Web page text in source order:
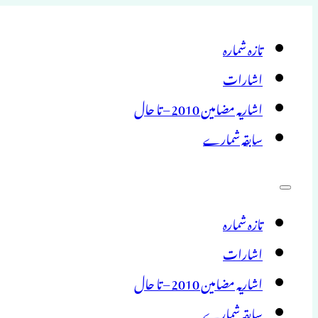
تازہ شمارہ
اشارات
اشاریہ مضامین 2010 – تا حال
سابقہ شمارے
تازہ شمارہ
اشارات
اشاریہ مضامین 2010 – تا حال
سابقہ شمارے